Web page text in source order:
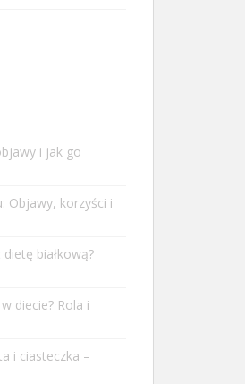
i jak go
Objawy, korzyści i
białkową?
diecie? Rola i
i ciasteczka –